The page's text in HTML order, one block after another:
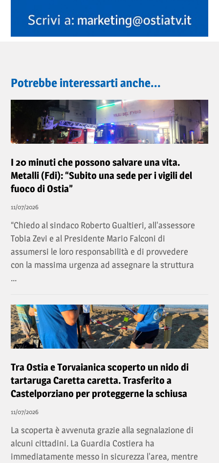
Potrebbe interessarti anche...
I 20 minuti che possono salvare una vita.
Metalli (Fdi): “Subito una sede per i vigili del
fuoco di Ostia”
11/07/2026
“Chiedo al sindaco Roberto Gualtieri, all'assessore
Tobia Zevi e al Presidente Mario Falconi di
assumersi le loro responsabilità e di provvedere
con la massima urgenza ad assegnare la struttura
...
Tra Ostia e Torvaianica scoperto un nido di
tartaruga Caretta caretta. Trasferito a
Castelporziano per proteggerne la schiusa
11/07/2026
La scoperta è avvenuta grazie alla segnalazione di
alcuni cittadini. La Guardia Costiera ha
immediatamente messo in sicurezza l'area, mentre